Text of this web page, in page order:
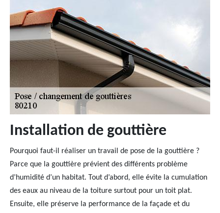
Installation de gouttière
Pourquoi faut-il réaliser un travail de pose de la gouttière ?
Parce que la gouttière prévient des différents problème
d’humidité d’un habitat. Tout d’abord, elle évite la cumulation
des eaux au niveau de la toiture surtout pour un toit plat.
Ensuite, elle préserve la performance de la façade et du